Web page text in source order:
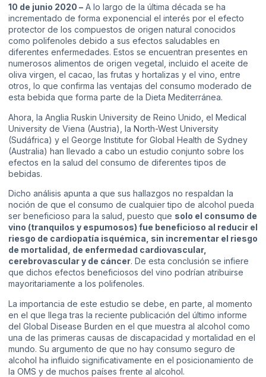
10 de junio 2020 – A lo largo de la última década se ha
incrementado de forma exponencial el interés por el efecto
protector de los compuestos de origen natural conocidos
como polifenoles debido a sus efectos saludables en
diferentes enfermedades. Estos se encuentran presentes en
numerosos alimentos de origen vegetal, incluido el aceite de
oliva virgen, el cacao, las frutas y hortalizas y el vino, entre
otros, lo que confirma las ventajas del consumo moderado de
esta bebida que forma parte de la Dieta Mediterránea.
Ahora, la Anglia Ruskin University de Reino Unido, el Medical
University de Viena (Austria), la North-West University
(Sudáfrica) y el George Institute for Global Health de Sydney
(Australia) han llevado a cabo un estudio conjunto sobre los
efectos en la salud del consumo de diferentes tipos de
bebidas.
Dicho análisis apunta a que sus hallazgos no respaldan la
noción de que el consumo de cualquier tipo de alcohol pueda
ser beneficioso para la salud, puesto que solo el consumo de
vino (tranquilos y espumosos) fue beneficioso al reducir el
riesgo de cardiopatía isquémica, sin incrementar el riesgo
de mortalidad, de enfermedad cardiovascular,
cerebrovascular y de cáncer. De esta conclusión se infiere
que dichos efectos beneficiosos del vino podrían atribuirse
mayoritariamente a los polifenoles.
La importancia de este estudio se debe, en parte, al momento
en el que llega tras la reciente publicación del último informe
del Global Disease Burden en el que muestra al alcohol como
una de las primeras causas de discapacidad y mortalidad en el
mundo. Su argumento de que no hay consumo seguro de
alcohol ha influido significativamente en el posicionamiento de
la OMS y de muchos países frente al alcohol.